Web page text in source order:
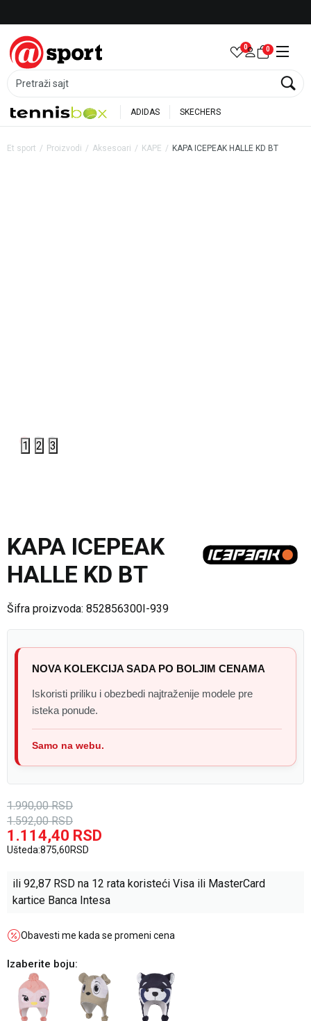
Pretraži sajt
0 0
ADIDAS SKECHERS
Et sport Proizvodi Aksesoari KAPE KAPA ICEPEAK HALLE KD BT
1 2 3
KAPA ICEPEAK
HALLE KD BT
Šifra proizvoda: 852856300I-939
NOVA KOLEKCIJA SADA PO BOLJIM CENAMA
Iskoristi priliku i obezbedi najtraženije modele pre
isteka ponude.
Samo na webu.
1.990,00 RSD
1.592,00 RSD
1.114,40 RSD
Ušteda:875,60RSD
ili 92,87 RSD na 12 rata koristeći Visa ili MasterCard
kartice Banca Intesa
Obavesti me kada se promeni cena
Izaberite boju: